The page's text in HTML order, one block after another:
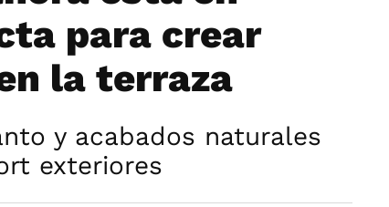
para crear
la terraza
y acabados naturales
exteriores